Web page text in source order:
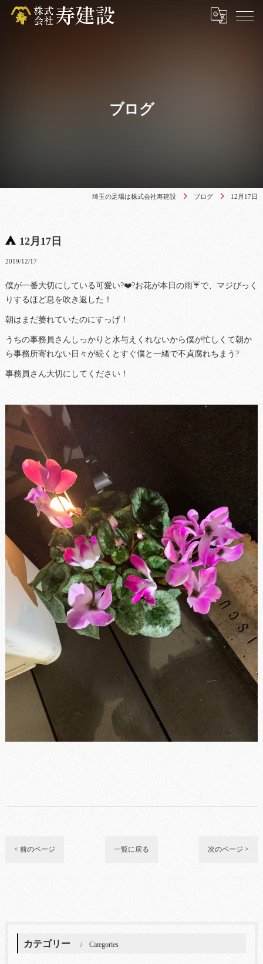
ブログ
埼玉の足場は株式会社寿建設 ブログ 12月17日
12月17日
2019/12/17
僕が一番大切にしている可愛い?❤️?お花が本日の雨☔️で、マジびっく
りするほど息を吹き返した！
朝はまだ萎れていたのにすっげ！
うちの事務員さんしっかりと水与えくれないから僕が忙しくて朝か
ら事務所寄れない日々が続くとすぐ僕と一緒で不貞腐れちまう?
事務員さん大切にしてください！
< 前のページ 一覧に戻る 次のページ >
カテゴリー Categories